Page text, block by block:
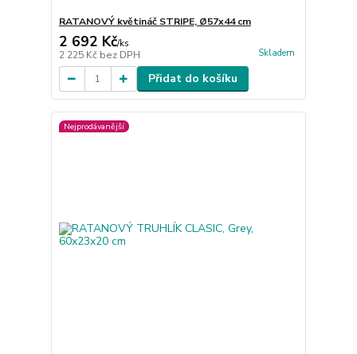
RATANOVÝ květináč STRIPE, Ø57x44 cm
2 692 Kč/ks
2 225 Kč bez DPH Skladem
Přidat do košíku
Nejprodávanější